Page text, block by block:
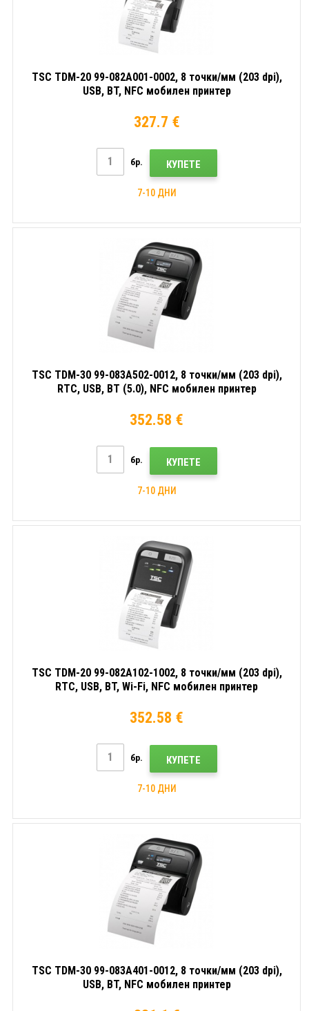
NFC
TSC TDM-20 99-082A001-0002, 8 точки/мм (203 dpi),
USB, BT, NFC мобилен принтер
327.7 €
бр. КУПЕТЕ
7-10 ДНИ
TSC TDM-30 99-083A502-0012, 8 точки/мм (203 dpi),
RTC, USB, BT (5.0), NFC мобилен принтер
352.58 €
бр. КУПЕТЕ
7-10 ДНИ
TSC TDM-20 99-082A102-1002, 8 точки/мм (203 dpi),
RTC, USB, BT, Wi-Fi, NFC мобилен принтер
352.58 €
бр. КУПЕТЕ
7-10 ДНИ
TSC TDM-30 99-083A401-0012, 8 точки/мм (203 dpi),
USB, BT, NFC мобилен принтер